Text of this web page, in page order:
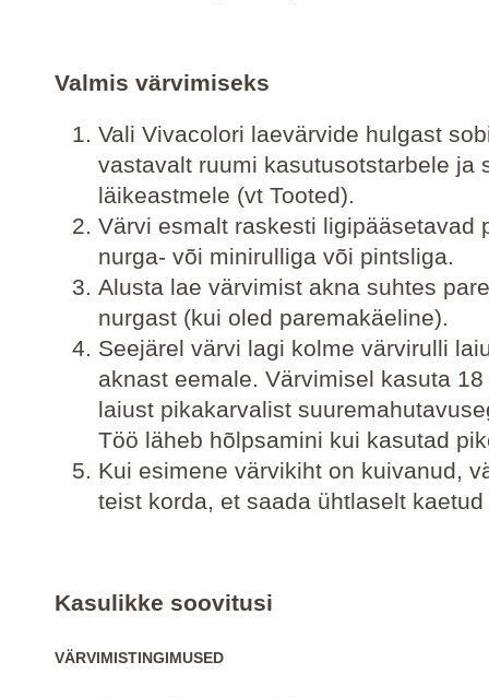
Valmis värvimiseks
Vali Vivacolori laevärvide hulgast
vastavalt ruumi kasutusotstarbele ja
läikeastmele (vt Tooted).
Värvi esmalt raskesti ligipääsetavad
nurga- või minirulliga või pintsliga.
Alusta lae värvimist akna suhtes
nurgast (kui oled paremakäeline).
Seejärel värvi lagi kolme värvirulli
aknast eemale. Värvimisel kasuta
laiust pikakarvalist
Töö läheb hõlpsamini kui kasutad
Kui esimene värvikiht on kuivanud,
teist korda, et saada ühtlaselt kaetud
Kasulikke soovitusi
VÄRVIMISTINGIMUSED